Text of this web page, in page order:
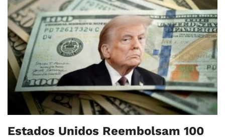
Estados Unidos Reembolsam 100